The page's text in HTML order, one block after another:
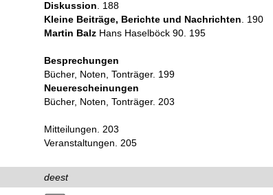
Diskussion . 188
Kleine Beiträge, Berichte und Nachrichten . 190
Martin Balz Hans Haselböck 90. 195
Besprechungen
Bücher, Noten, Tonträger. 199
Neuerescheinungen
Bücher, Noten, Tonträger. 203
Mitteilungen. 203
Veranstaltungen. 205
deest